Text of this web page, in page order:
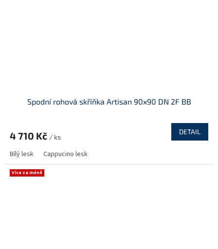
Spodní rohová skříňka Artisan 90x90 DN 2F BB
4 710 Kč / ks
DETAIL
Bílý lesk Cappucino lesk
Více za méně